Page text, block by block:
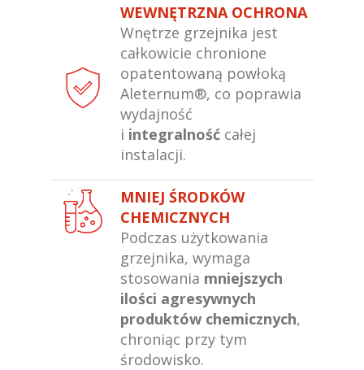
WEWNĘTRZNA OCHRONA
Wnętrze grzejnika jest
całkowicie chronione
opatentowaną powłoką
Aleternum®, co poprawia
wydajność
i integralność całej
instalacji.
MNIEJ ŚRODKÓW
CHEMICZNYCH
Podczas użytkowania
grzejnika, wymaga
stosowania mniejszych
ilości agresywnych
produktów chemicznych,
chroniąc przy tym
środowisko.